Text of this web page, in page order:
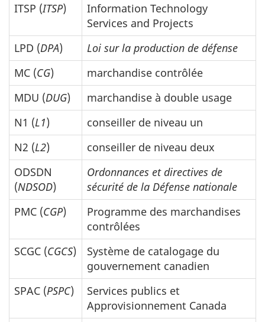
ITSP (ITSP)
Information Technology
Services and Projects
LPD (DPA)
Loi sur la production de défense
MC (CG)
marchandise contrôlée
MDU (DUG)
marchandise à double usage
N1 (L1)
conseiller de niveau un
N2 (L2)
conseiller de niveau deux
ODSDN
(NDSOD)
Ordonnances et directives de
sécurité de la Défense nationale
PMC (CGP)
Programme des marchandises
contrôlées
SCGC (CGCS)
Système de catalogage du
gouvernement canadien
SPAC (PSPC)
Services publics et
Approvisionnement Canada